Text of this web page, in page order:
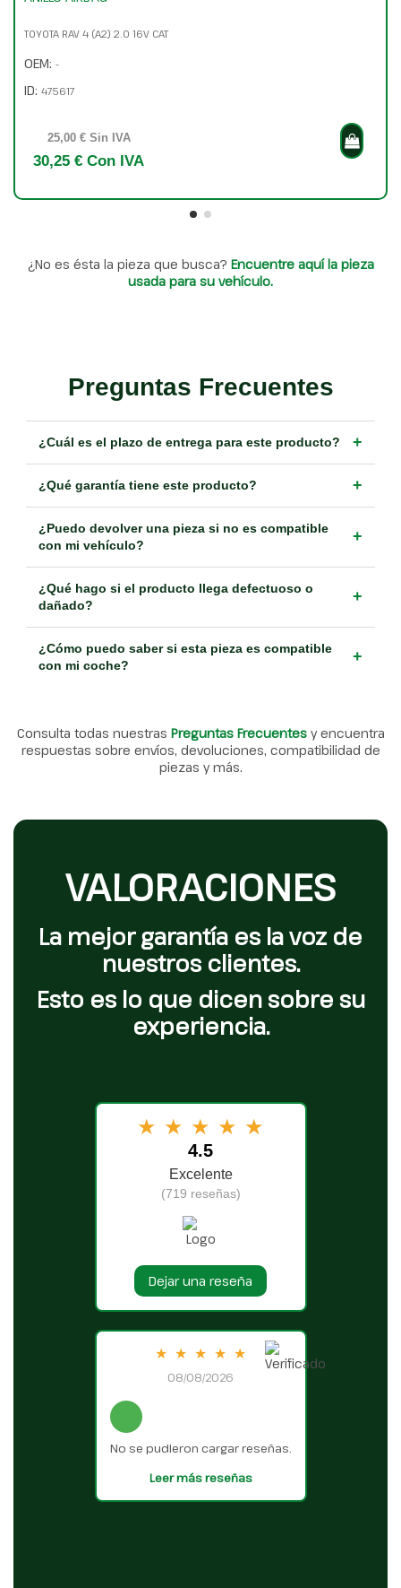
TOYOTA RAV 4 (A2) 2.0 16V CAT
OEM: -
ID: 475617
25,00 € Sin IVA
30,25 € Con IVA
¿No es ésta la pieza que busca? Encuentre aquí la pieza
usada para su vehículo.
Preguntas Frecuentes
¿Cuál es el plazo de entrega para este producto? +
¿Qué garantía tiene este producto? +
¿Puedo devolver una pieza si no es compatible
con mi vehículo?
+
¿Qué hago si el producto llega defectuoso o
dañado?
+
¿Cómo puedo saber si esta pieza es compatible
con mi coche?
+
Consulta todas nuestras Preguntas Frecuentes y encuentra
respuestas sobre envíos, devoluciones, compatibilidad de
piezas y más.
VALORACIONES
La mejor garantía es la voz de
nuestros clientes.
Esto es lo que dicen sobre su
experiencia.
★ ★ ★ ★ ★
4.5
Excelente
(719 reseñas)
Dejar una reseña
★ ★ ★ ★ ★
08/08/2026
No se pudieron cargar reseñas.
Leer más reseñas